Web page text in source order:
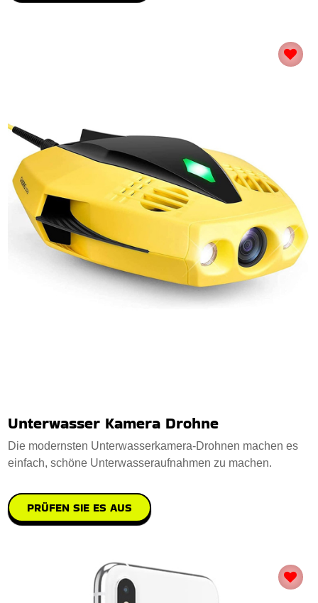
Unterwasser Kamera Drohne
Die modernsten Unterwasserkamera-Drohnen machen es
einfach, schöne Unterwasseraufnahmen zu machen.
PRÜFEN SIE ES AUS